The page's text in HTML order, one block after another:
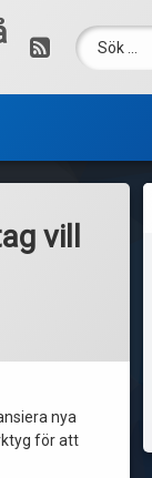
RSSSök efter:
vill
nya
för att